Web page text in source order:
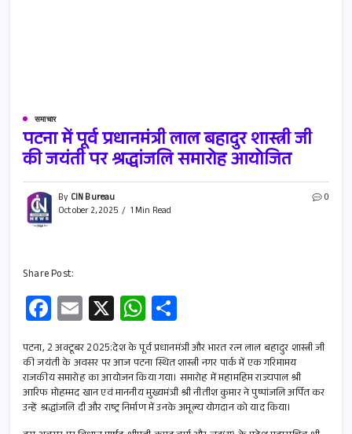
समाचार
पटना में पूर्व प्रधानमंत्री लाल बहादुर शास्त्री जी
की जयंती पर श्रद्धांजलि समारोह आयोजित
By CIN Bureau
October 2, 2025
1 Min Read
0
Share Post:
Fa
ce
b
o
o
E
m
ail
X W
h
at
s
A
h
ar
e
पटना, 2 अक्टूबर 2025:देश के पूर्व प्रधानमंत्री और भारत रत्न लाल बहादुर शास्त्री जी
की जयंती के अवसर पर आज पटना स्थित शास्त्री नगर पार्क में एक गरिमामय
राजकीय समारोह का आयोजन किया गया। समारोह में महामहिम राज्यपाल श्री
आरिफ मोहम्मद खान एवं माननीय मुख्यमंत्री श्री नीतीश कुमार ने पुष्पांजलि अर्पित कर
उन्हें श्रद्धांजलि दी और राष्ट्र निर्माण में उनके अमूल्य योगदान को याद किया।